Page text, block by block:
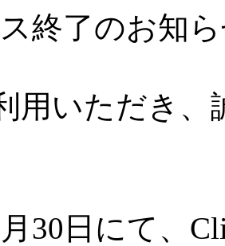
ス終了のお知
用いただき
30日にて、